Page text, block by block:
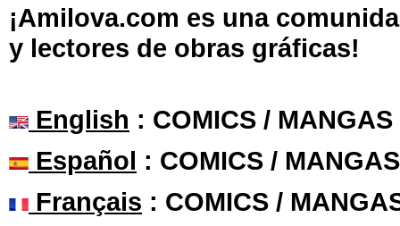
¡Amilova.com es una
y lectores de obras gráficas!
English : COMICS /
Español : COMICS /
Français : COMICS /